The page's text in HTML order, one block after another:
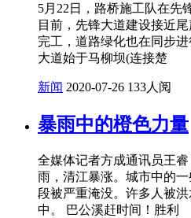
5月22日，路桥施工队在先
目前，先锋大道建设接近
完工，道路绿化也在同步
大道始于马柳坝(连接楚
新闻 2020-07-26 133人阅
暴雨中的橙色力量
全媒体记者方成通讯员王
雨，清江暴涨。城市中的
段被严重淹没。许多人被
中。 巴公溪赶时间！胜利